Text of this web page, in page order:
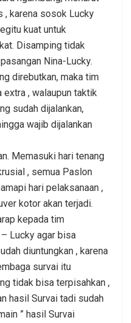
, karena sosok Lucky
kuat untuk
Disamping tidak
Nina-Lucky.
direbutkan, maka tim
extra , walaupun taktik
sudah dijalankan,
wajib dijalankan
Memasuki hari tenang
, semua Paslon
hari pelaksanaan ,
kotor akan terjadi.
kepada tim
Lucky agar bisa
diuntungkan , karena
survai itu
tidak bisa terpisahkan ,
hasil Survai tadi sudah
” hasil Survai